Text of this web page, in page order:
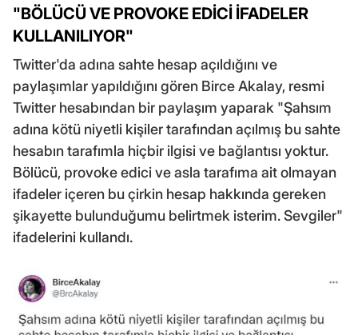
"BÖLÜCÜ VE PROVOKE EDİCİ İFADELER
KULLANILIYOR"
Twitter'da adına sahte hesap açıldığını ve
paylaşımlar yapıldığını gören Birce Akalay, resmi
Twitter hesabından bir paylaşım yaparak "Şahsım
adına kötü niyetli kişiler tarafından açılmış bu sahte
hesabın tarafımla hiçbir ilgisi ve bağlantısı yoktur.
Bölücü, provoke edici ve asla tarafıma ait olmayan
ifadeler içeren bu çirkin hesap hakkında gereken
şikayette bulunduğumu belirtmek isterim. Sevgiler"
ifadelerini kullandı.